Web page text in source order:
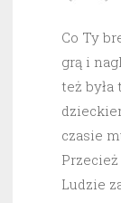
Co Ty
grą i
też była
czasie
Ludzie